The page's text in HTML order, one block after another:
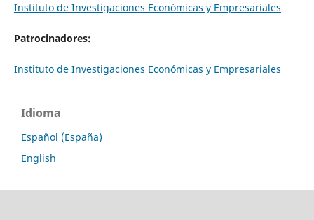
Instituto de Investigaciones Económicas y Empresariales
Patrocinadores:
Instituto de Investigaciones Económicas y Empresariales
Idioma
Español (España)
English